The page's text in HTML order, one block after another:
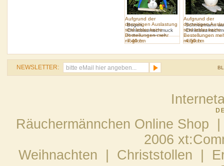
Bogen
Christbaumschmuck
Schneemann mit
Vogel
7.40 cm
Aufgrund der
derzeitigen Auslastung
sind leider keine
Bestellungen mehr
möglich.
Schneemann
4.50 cm
Aufgrund der
derzeitigen
sind leider keine
Bestellungen
möglich.
NEWSLETTER:
Räuchermännchen Online
2006
Weihnachten
Christstollen